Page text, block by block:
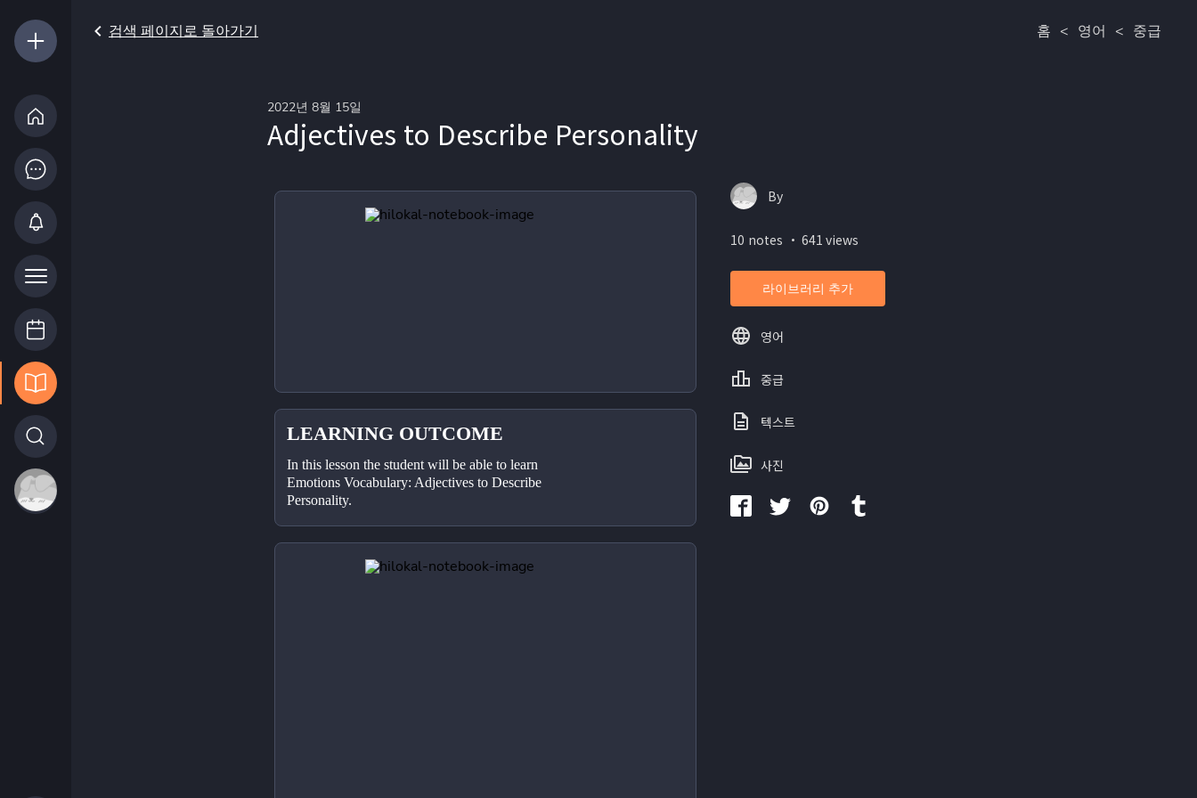
검색 페이지로 돌아가기 홈 < 영어 < 중급
2022년 8월 15일
Adjectives to Describe Personality
LEARNING OUTCOME
In this lesson the student will be able to learn
Emotions Vocabulary: Adjectives to Describe
Personality.
By
10 notes ・ 641 views
라이브러리 추가
영어
중급
텍스트
사진